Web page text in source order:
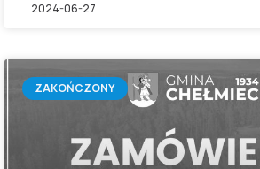
2024-06-27
ZAKOŃCZONY